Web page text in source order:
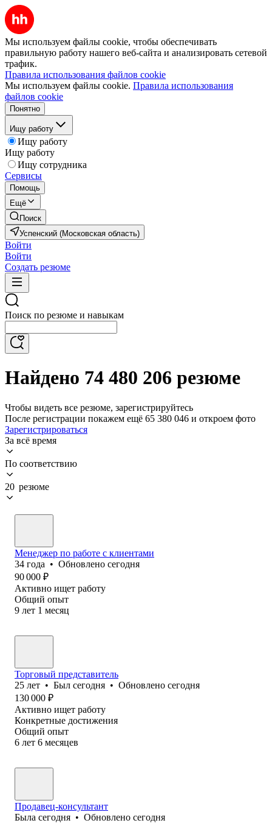
Мы используем файлы cookie, чтобы обеспечивать
правильную работу нашего веб-сайта и анализировать сетевой
трафик.
Правила использования файлов cookie
Мы используем файлы cookie. Правила использования
файлов cookie
Понятно
Ищу работу
Ищу работу
Ищу работу
Ищу сотрудника
Сервисы
Помощь
Ещё
Поиск
Успенский (Московская область)
Войти
Войти
Создать резюме
Поиск по резюме и навыкам
Найдено 74 480 206 резюме
Чтобы видеть все резюме, зарегистрируйтесь
После регистрации покажем ещё 65 380 046 и откроем фото
Зарегистрироваться
За всё время
По соответствию
20 резюме
Менеджер по работе с клиентами
34 года • Обновлено сегодня
90 000 ₽
Активно ищет работу
Общий опыт
9 лет 1 месяц
Торговый представитель
25 лет • Был сегодня • Обновлено сегодня
130 000 ₽
Активно ищет работу
Конкретные достижения
Общий опыт
6 лет 6 месяцев
Продавец-консультант
Была сегодня • Обновлено сегодня